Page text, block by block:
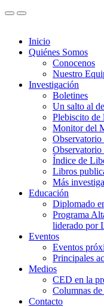
Inicio
Quiénes Somos
Conocenos
Nuestro
Investigación
Boletines
Un salto al
Plebiscito de
Monitor del
Índice de
Libros
Más
Educación
Diplomado
Programa
liderado por
Eventos
Eventos
Principales
Medios
CED en la
Columnas
Contacto